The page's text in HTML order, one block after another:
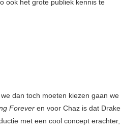
ook het grote publiek kennis te
dan toch moeten kiezen gaan we
Forever en voor Chaz is dat Drake
met een cool concept erachter,